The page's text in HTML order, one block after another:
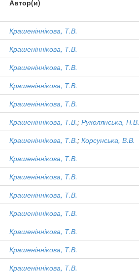
Автор(и)
Крашеніннікова, Т.В.
Крашеніннікова, Т.В.
Крашеніннікова, Т.В.
Крашеніннікова, Т.В.
Крашеніннікова, Т.В.
Крашеніннікова, Т.В.; Руколянська, Н.В.
Крашеніннікова, Т.В.; Корсунська, В.В.
Крашеніннікова, Т.В.
Крашеніннікова, Т.В.
Крашеніннікова, Т.В.
Крашеніннікова, Т.В.
Крашеніннікова, Т.В.
Крашеніннікова, Т.В.
Крашеніннікова, Т.В.